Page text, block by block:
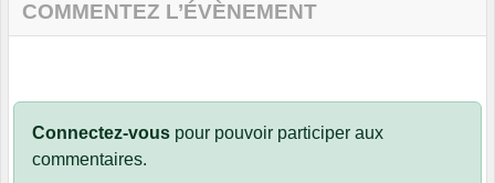
COMMENTEZ L’ÉVÈNEMENT
Connectez-vous pour pouvoir participer aux
commentaires.